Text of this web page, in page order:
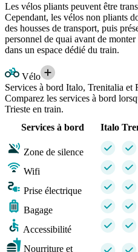
Les vélos pliants peuvent être
Cependant, les vélos non pliants
des housses de transport, puis
personnel de quai avant de
dans un espace dédié du train.
Vélo
Services à bord Italo, Trenitalia et
Comparez les services à bord
Trieste en train.
Services à bord
Italo
Zone de silence
Wifi
Prise électrique
Bagage
Accessibilité
Nourriture et